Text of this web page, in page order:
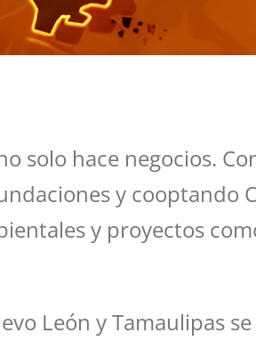
solo hace negocios.
y cooptando
y proyectos
León y Tamaulipas